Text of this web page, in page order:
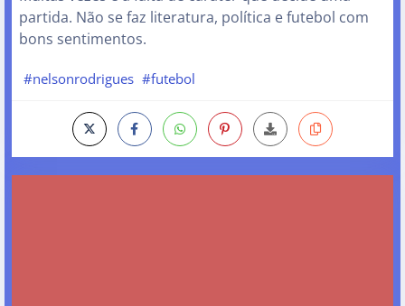
partida. Não se faz literatura, política e futebol com
bons sentimentos.
#nelsonrodrigues #futebol